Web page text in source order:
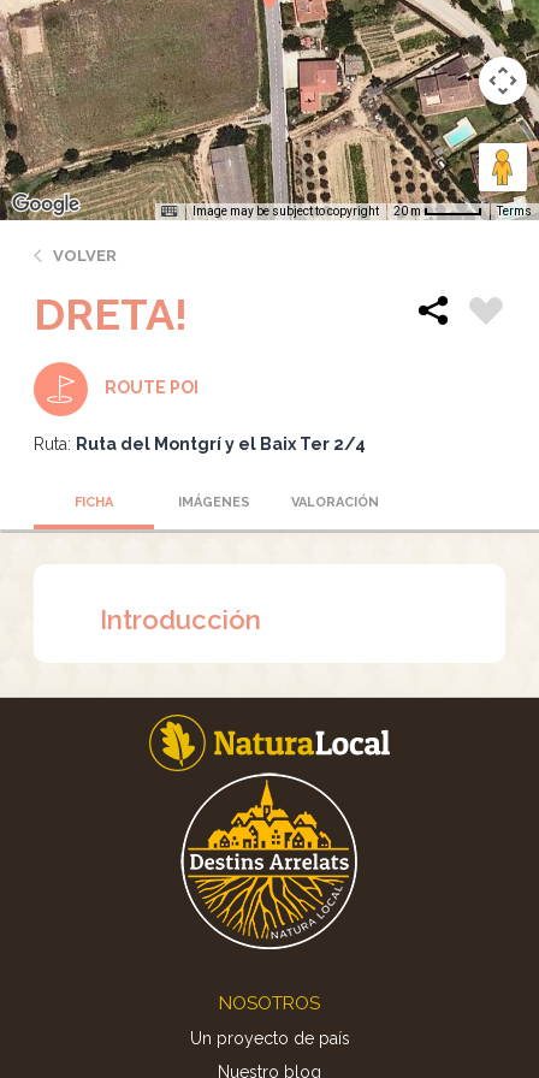
Image may be subject to copyright 20 m Terms
VOLVER
DRETA!
ROUTE POI
Ruta: Ruta del Montgrí y el Baix Ter 2/4
FICHA IMÁGENES VALORACIÓN
Introducción
NOSOTROS
Un proyecto de país
Nuestro blog